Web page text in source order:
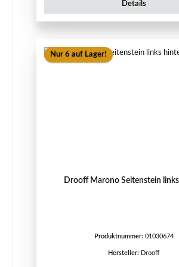
Details
Nur 6 auf Lager!
Drooff Marono Seitenstein
Produktnummer: 01030674
Hersteller: Drooff